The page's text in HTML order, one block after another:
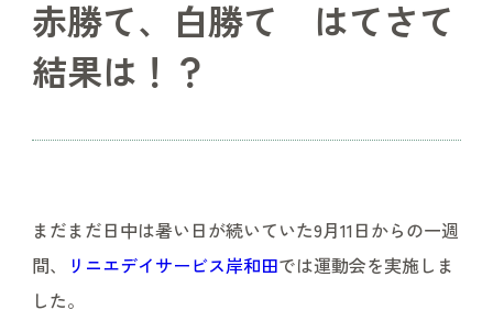
赤勝て、白勝て はてさて
結果は！？
まだまだ日中は暑い日が続いていた9月11日からの一週
間、
リニエデイサービス岸和田では運動会を実施しま
した。